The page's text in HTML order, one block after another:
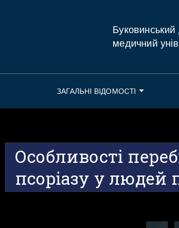
медичний
ЗАГАЛЬНІ ВІДОМОСТІ
Особливості
псоріазу у людей